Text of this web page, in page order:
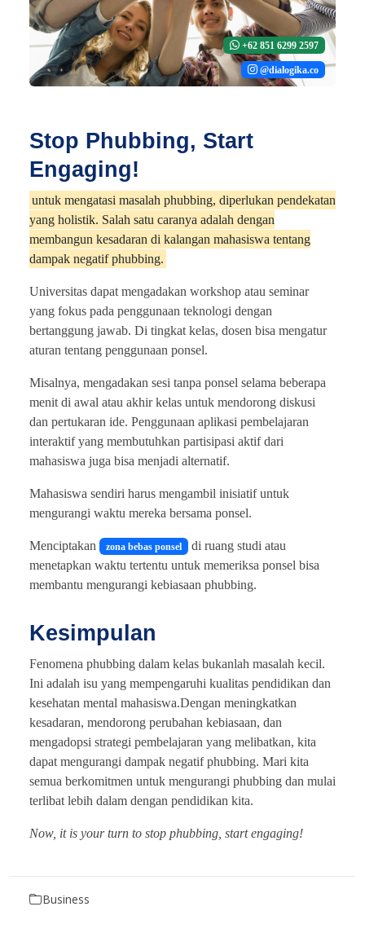
+62 851 6299 2597
@dialogika.co
Stop Phubbing, Start
Engaging!
untuk mengatasi masalah phubbing, diperlukan pendekatan
yang holistik. Salah satu caranya adalah dengan
membangun kesadaran di kalangan mahasiswa tentang
dampak negatif phubbing.
Universitas dapat mengadakan workshop atau seminar
yang fokus pada penggunaan teknologi dengan
bertanggung jawab. Di tingkat kelas, dosen bisa mengatur
aturan tentang penggunaan ponsel.
Misalnya, mengadakan sesi tanpa ponsel selama beberapa
menit di awal atau akhir kelas untuk mendorong diskusi
dan pertukaran ide. Penggunaan aplikasi pembelajaran
interaktif yang membutuhkan partisipasi aktif dari
mahasiswa juga bisa menjadi alternatif.
Mahasiswa sendiri harus mengambil inisiatif untuk
mengurangi waktu mereka bersama ponsel.
Menciptakan zona bebas ponsel di ruang studi atau
menetapkan waktu tertentu untuk memeriksa ponsel bisa
membantu mengurangi kebiasaan phubbing.
Kesimpulan
Fenomena phubbing dalam kelas bukanlah masalah kecil.
Ini adalah isu yang mempengaruhi kualitas pendidikan dan
kesehatan mental mahasiswa.Dengan meningkatkan
kesadaran, mendorong perubahan kebiasaan, dan
mengadopsi strategi pembelajaran yang melibatkan, kita
dapat mengurangi dampak negatif phubbing. Mari kita
semua berkomitmen untuk mengurangi phubbing dan mulai
terlibat lebih dalam dengan pendidikan kita.
Now, it is your turn to stop phubbing, start engaging!
Business